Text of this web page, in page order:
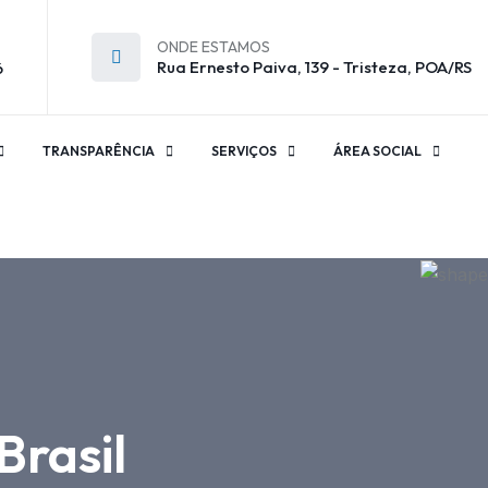
ONDE ESTAMOS
Rua Ernesto Paiva, 139 - Tristeza, POA/RS
TRANSPARÊNCIA SERVIÇOS ÁREA SOCIAL